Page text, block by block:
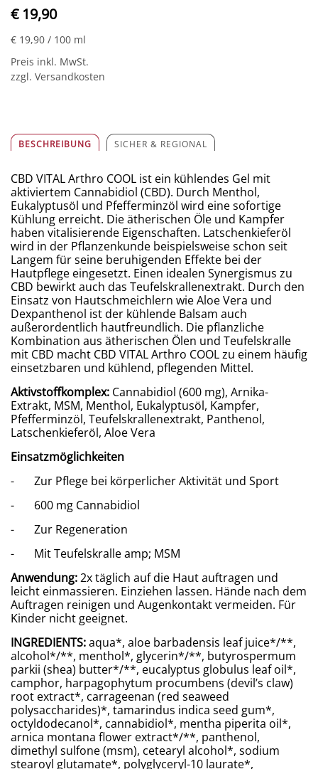
€ 19,90
€ 19,90 / 100 ml
Preis inkl. MwSt.
zzgl. Versandkosten
BESCHREIBUNG SICHER & REGIONAL
CBD VITAL Arthro COOL ist ein kühlendes Gel mit
aktiviertem Cannabidiol (CBD). Durch Menthol,
Eukalyptusöl und Pfefferminzöl wird eine sofortige
Kühlung erreicht. Die ätherischen Öle und Kampfer
haben vitalisierende Eigenschaften. Latschenkieferöl
wird in der Pflanzenkunde beispielsweise schon seit
Langem für seine beruhigenden Effekte bei der
Hautpflege eingesetzt. Einen idealen Synergismus zu
CBD bewirkt auch das Teufelskrallenextrakt. Durch den
Einsatz von Hautschmeichlern wie Aloe Vera und
Dexpanthenol ist der kühlende Balsam auch
außerordentlich hautfreundlich. Die pflanzliche
Kombination aus ätherischen Ölen und Teufelskralle
mit CBD macht CBD VITAL Arthro COOL zu einem häufig
einsetzbaren und kühlend, pflegenden Mittel.
Aktivstoffkomplex: Cannabidiol (600 mg), Arnika-
Extrakt, MSM, Menthol, Eukalyptusöl, Kampfer,
Pfefferminzöl, Teufelskrallenextrakt, Panthenol,
Latschenkieferöl, Aloe Vera
Einsatzmöglichkeiten
- Zur Pflege bei körperlicher Aktivität und Sport
- 600 mg Cannabidiol
- Zur Regeneration
- Mit Teufelskralle amp; MSM
Anwendung:2x täglich auf die Haut auftragen und
leicht einmassieren. Einziehen lassen. Hände nach dem
Auftragen reinigen und Augenkontakt vermeiden. Für
Kinder nicht geeignet.
INGREDIENTS:aqua*, aloe barbadensis leaf juice*/**,
alcohol*/**, menthol*, glycerin*/**, butyrospermum
parkii (shea) butter*/**, eucalyptus globulus leaf oil*,
camphor, harpagophytum procumbens (devil’s claw)
root extract*, carrageenan (red seaweed
polysaccharides)*, tamarindus indica seed gum*,
octyldodecanol*, cannabidiol*, mentha piperita oil*,
arnica montana flower extract*/**, panthenol,
dimethyl sulfone (msm), cetearyl alcohol*, sodium
stearoyl glutamate*, polyglyceryl-10 laurate*,